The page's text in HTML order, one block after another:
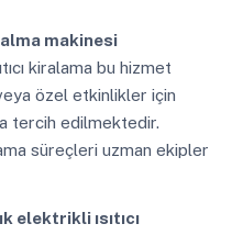
makinesi
kiralama bu hizmet
özel etkinlikler için
tercih edilmektedir.
süreçleri uzman ekipler
elektrikli ısıtıcı